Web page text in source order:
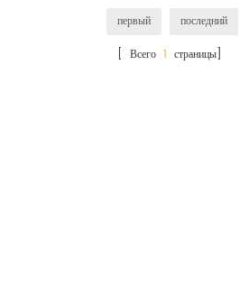
первый
последний
[ Всего1 страницы]